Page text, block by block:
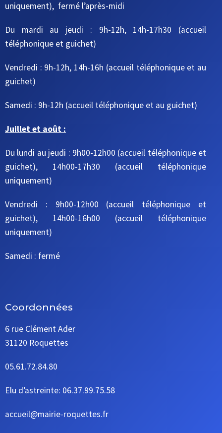
uniquement), fermé l’après-midi
Du mardi au jeudi : 9h-12h, 14h-17h30 (accueil
téléphonique et guichet)
Vendredi : 9h-12h, 14h-16h (accueil téléphonique et au
guichet)
Samedi : 9h-12h (accueil téléphonique et au guichet)
Juillet et août :
Du lundi au jeudi : 9h00-12h00 (accueil téléphonique et
guichet), 14h00-17h30 (accueil téléphonique
uniquement)
Vendredi : 9h00-12h00 (accueil téléphonique et
guichet), 14h00-16h00 (accueil téléphonique
uniquement)
Samedi : fermé
Coordonnées
6 rue Clément Ader
31120 Roquettes
05.61.72.84.80
Elu d’astreinte: 06.37.99.75.58
accueil@mairie-roquettes.fr